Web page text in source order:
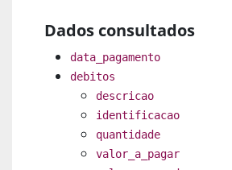
Dados consultados
data_pagamento
debitos
descricao
identificacao
quantidade
valor_a_pagar